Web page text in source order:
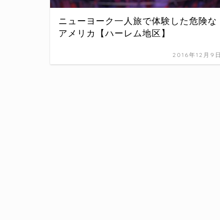
ニューヨーク一人旅で体験した危険な
アメリカ【ハーレム地区】
2016年12月9